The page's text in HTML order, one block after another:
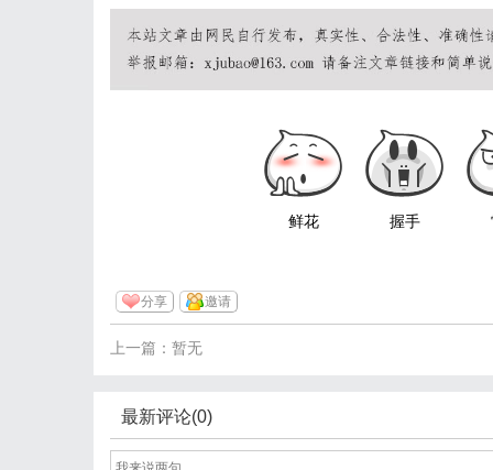
鲜花 握手
分享 邀请
上一篇：暂无
最新评论(0)